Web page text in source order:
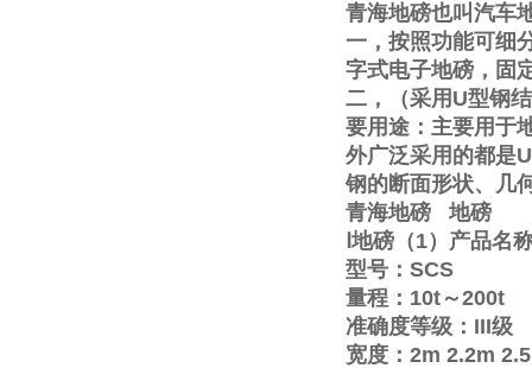
青海地磅也叫汽车
一，按照功能可细
字式电子地磅，固
二，（采用 U型钢
要用途：主要用于
外广泛采用的都是U
钢的断面形状、几
青海地磅
地磅
地磅（1）产品名
型号： SCS
量程： 10t～200t
准确度等级： III级
宽度： 2m 2.2m